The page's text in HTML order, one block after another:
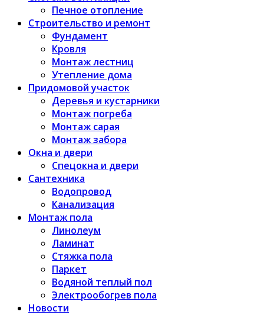
Печное отопление
Строительство и ремонт
Фундамент
Кровля
Монтаж лестниц
Утепление дома
Придомовой участок
Деревья и кустарники
Монтаж погреба
Монтаж сарая
Монтаж забора
Окна и двери
Спецокна и двери
Сантехника
Водопровод
Канализация
Монтаж пола
Линолеум
Ламинат
Стяжка пола
Паркет
Водяной теплый пол
Электрообогрев пола
Новости